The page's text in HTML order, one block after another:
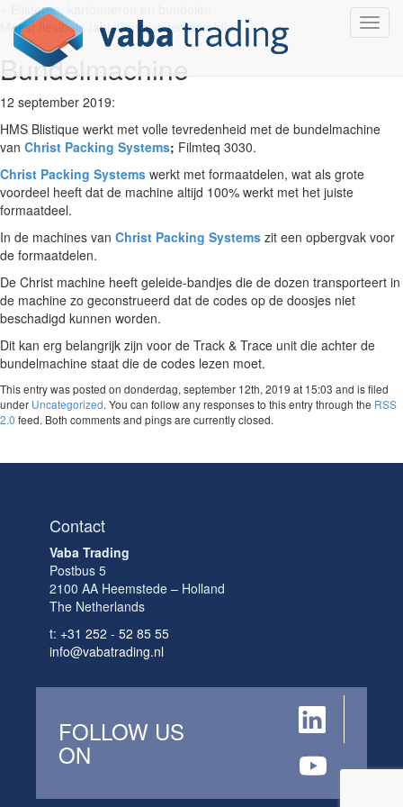
Toggle
« Blisteren, kartonneren en bundelen
Meest flexibele tablettenpers ter wereld! »
Bundelmachine
12 september 2019:
HMS Blistique werkt met volle tevredenheid met de bundelmachine
van Christ Packing Systems; Filmteq 3030.
Christ Packing Systems werkt met formaatdelen, wat als grote
voordeel heeft dat de machine altijd 100% werkt met het juiste
formaatdeel.
In de machines van Christ Packing Systems zit een opbergvak voor
de formaatdelen.
De Christ machine heeft geleide-bandjes die de dozen transporteert in
de machine zo geconstrueerd dat de codes op de doosjes niet
beschadigd kunnen worden.
Dit kan erg belangrijk zijn voor de Track & Trace unit die achter de
bundelmachine staat die de codes lezen moet.
This entry was posted on donderdag, september 12th, 2019 at 15:03 and is filed
under Uncategorized. You can follow any responses to this entry through the RSS
2.0 feed. Both comments and pings are currently closed.
Contact
Vaba Trading
Postbus 5
2100 AA Heemstede – Holland
The Netherlands
t: +31 252 - 52 85 55
info@vabatrading.nl
FOLLOW US
ON